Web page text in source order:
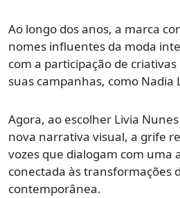
Ao longo dos anos, a marca
nomes influentes da moda
com a participação de
suas campanhas, como Nadia
Agora, ao escolher Livia
nova narrativa visual, a grife
vozes que dialogam com uma
conectada às transformações
contemporânea.